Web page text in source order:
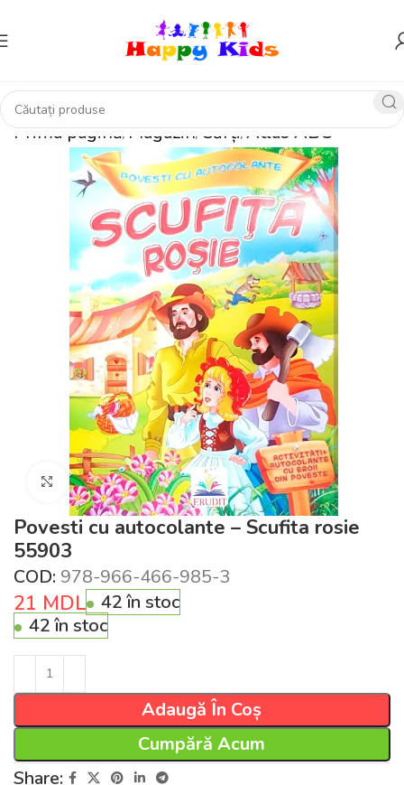
Prima pagină Magazin Cărți Atlas ABC
Click pentru a mări
Povesti cu autocolante – Scufita rosie
55903
COD: 978-966-466-985-3
21 MDL
42 în stoc
42 în stoc
Adaugă În Coș
Cumpără Acum
Share: